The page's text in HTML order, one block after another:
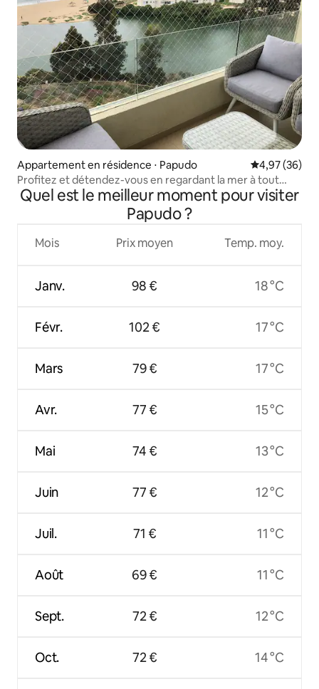
Appartement en résidence ⋅ Papudo Évaluation
4,97 (36)
Profitez et détendez-vous en regardant la mer à tout
moment
Quel est le meilleur moment pour visiter
Papudo ?
Mois
Janv.
Févr.
Mars
Avr.
Mai
Juin
Juil.
Août
Sept.
Oct.
Prix moyen
98 €
102 €
79 €
77 €
74 €
77 €
71 €
69 €
72 €
72 €
Temp. moy.
18 °C
17 °C
17 °C
15 °C
13 °C
12 °C
11 °C
11 °C
12 °C
14 °C